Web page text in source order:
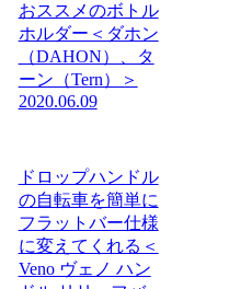
おススメのボトル
ホルダー＜ダホン
（DAHON）、タ
ーン（Tern）＞
2020.06.09
ドロップハンドル
の自転車を簡単に
フラットバー仕様
に変えてくれる＜
Veno ヴェノ ハン